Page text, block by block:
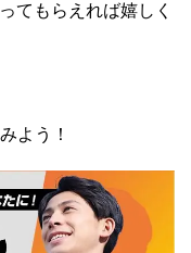
てもらえれば嬉しく
よう！